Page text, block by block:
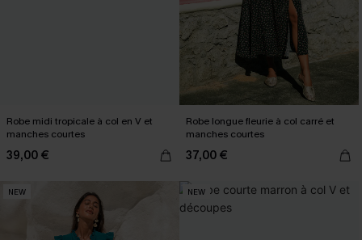
Robe midi tropicale à col en V et
manches courtes
39,00 €
Robe longue fleurie à col carré et
manches courtes
37,00 €
NEW NEW